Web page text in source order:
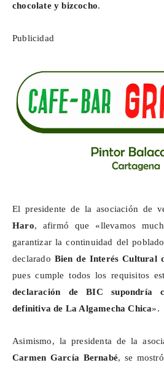
chocolate y bizcocho.
Publicidad
El presidente de la asociación de
Haro, afirmó que «llevamos
garantizar la continuidad del
declarado Bien de Interés Cultural
pues cumple todos los requisitos
declaración de BIC supondría
definitiva de La Algamecha Chica».
Asimismo, la presidenta de la
Carmen García Bernabé, se